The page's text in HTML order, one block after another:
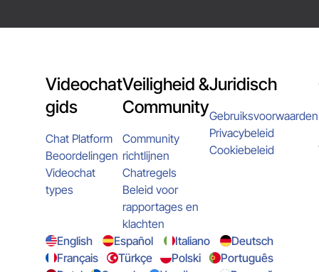
Videochat
gids
Chat Platform
Beoordelingen
Videochat
types
Veiligheid &
Community
Community
richtlijnen
Chatregels
Beleid voor
rapportages en
klachten
Juridisch
Gebruiksvoorwaarden
Privacybeleid
Cookiebeleid
English Español Italiano
Deutsch
Français
Türkçe Polski
Português